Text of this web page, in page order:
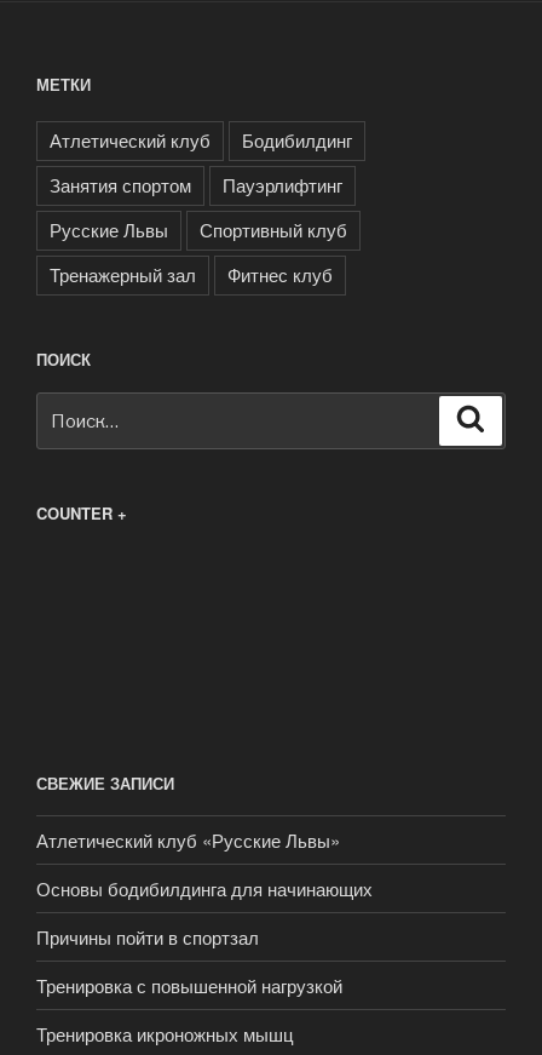
МЕТКИ
Атлетический клуб
Бодибилдинг
Занятия спортом
Пауэрлифтинг
Русские Львы
Спортивный клуб
Тренажерный зал
Фитнес клуб
ПОИСК
COUNTER +
СВЕЖИЕ ЗАПИСИ
Атлетический клуб «Русские Львы»
Основы бодибилдинга для начинающих
Причины пойти в спортзал
Тренировка с повышенной нагрузкой
Тренировка икроножных мышц